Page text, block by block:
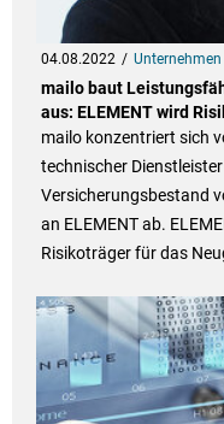
04.08.2022 Unternehmen
mailo baut
aus: ELEMENT wird
mailo konzentriert sich
technischer
Versicherungsbestand
an ELEMENT ab.
Risikoträger für das